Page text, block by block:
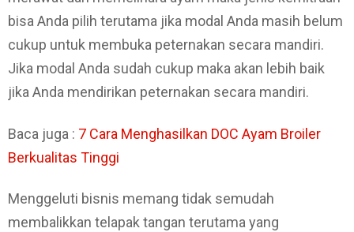
bisa Anda pilih terutama jika modal Anda masih belum
cukup untuk membuka peternakan secara mandiri.
Jika modal Anda sudah cukup maka akan lebih baik
jika Anda mendirikan peternakan secara mandiri.
Baca juga : 7 Cara Menghasilkan DOC Ayam Broiler
Berkualitas Tinggi
Menggeluti bisnis memang tidak semudah
membalikkan telapak tangan terutama yang